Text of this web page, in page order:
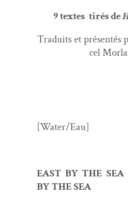
9 textes tirés de
Traduits et présen­tés
cel
[Water/Eau]
EAST BY THE
BY THE SEA